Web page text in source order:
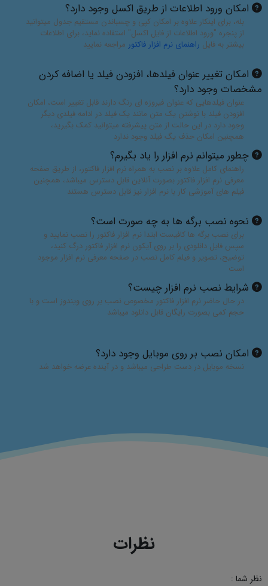
امکان ورود اطلاعات از طریق اکسل وجود دارد؟
بله، برای اینکار علاوه بر امکان کپی و چسباندن مستقیم جدول میتوانید
از پنجره "ورود اطلاعات از فایل اکسل" استفاده نماید، برای اطلاعات
بیشتر به فایل راهنمای نرم افزار فاکتور مراجعه نمایید
امکان تغییر عنوان فیلدها، افزودن فیلد یا اضافه کردن
مشخصات وجود دارد؟
عنوان فیلدهایی که عنوان فیروزه ای رنگ دارند قابل تغییر است، امکان
افزودن فیلد با نوشتن یک متن مانند یک فیلد در ادامه فیلدی دیگر
وجود دارد در این حالت از متن پیشرفته میتوانید کمک بگیرید،
همچنین امکان حذف یگ فیلد وجود ندارد
چطور میتوانم نرم افزار را یاد بگیرم؟
راهنمای کامل علاوه بر نصب به همراه نرم افزار فاکتور، از طریق صفحه
معرفی نرم افزار فاکتور بصورت آنلاین قابل دسترس میباشد، همچنین
فیلم های آموزشی کار با نرم افزار نیز قابل دسترس هستند
نحوه نصب برگه ها به چه صورت است؟
برای نصب برگه ها کافیست ابتدا نرم افزار فاکتور را نصب نمایید و
سپس فایل دانلودی را بر روی آیکون نرم افزار فاکتور درگ کنید،
توضیح، تصویر و فیلم کامل نصب در صفحه معرفی نرم افزار موجود
است
شرایط نصب نرم افزار چیست؟
در حال حاضر نرم افزار فاکتور مخصوص نصب بر روی ویندوز است و با
حجم کمی بصورت رایگان قابل دانلود میباشد
امکان نصب بر روی موبایل وجود دارد؟
نسخه موبایل در دست طراحی میباشد و در آینده عرضه خواهد شد
نظرات
نظر شما :